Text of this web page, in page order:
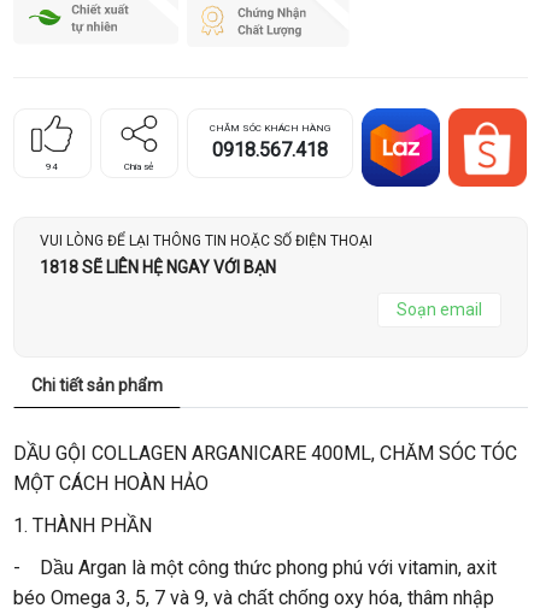
94 Chia sẻ
CHĂM SÓC KHÁCH HÀNG
0918.567.418
VUI LÒNG ĐỂ LẠI THÔNG TIN HOẶC SỐ ĐIỆN THOẠI
1818 SẼ LIÊN HỆ NGAY VỚI BẠN
Soạn email
Chi tiết sản phẩm
DẦU GỘI COLLAGEN ARGANICARE 400ML, CHĂM SÓC TÓC
MỘT CÁCH HOÀN HẢO
1. THÀNH PHẦN
- Dầu Argan là một công thức phong phú với vitamin, axit
béo Omega 3, 5, 7 và 9, và chất chống oxy hóa, thâm nhập